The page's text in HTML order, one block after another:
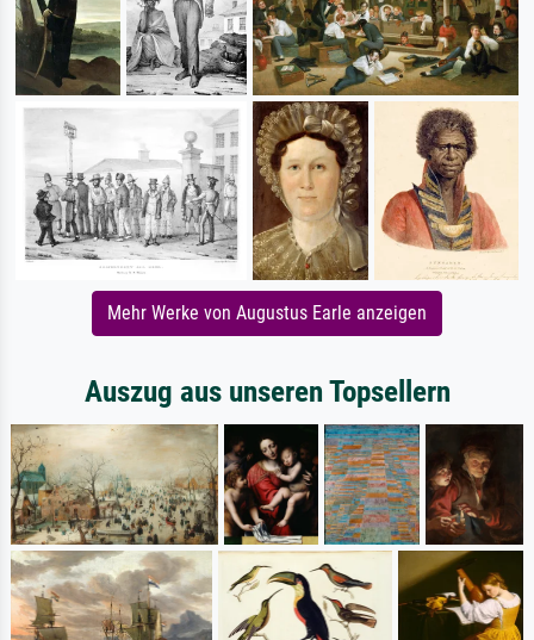
Mehr Werke von Augustus Earle anzeigen
Auszug aus unseren Topsellern